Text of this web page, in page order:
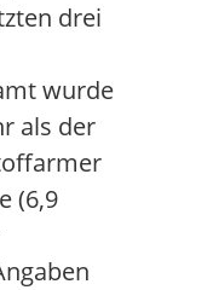
drei
wurde
als der
(6,9